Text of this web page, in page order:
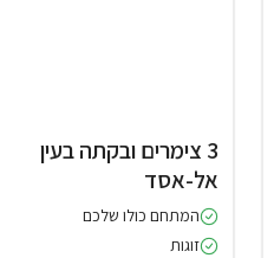
3 צימרים ובקתה בעין
אל-אסד
המתחם כולו שלכם
זוגות